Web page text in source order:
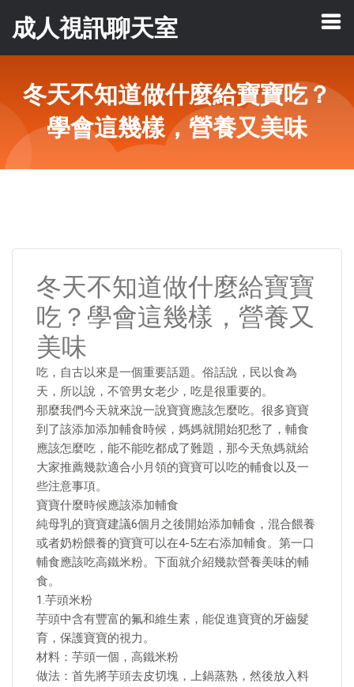
成人視訊聊天室
冬天不知道做什麼給寶寶吃？
學會這幾樣，營養又美味
冬天不知道做什麼給寶寶
吃？學會這幾樣，營養又
美味
吃，自古以來是一個重要話題。俗話說，民以食為
天，所以說，不管男女老少，吃是很重要的。
那麼我們今天就來說一說寶寶應該怎麼吃。很多寶寶
到了該添加添加輔食時候，媽媽就開始犯愁了，輔食
應該怎麼吃，能不能吃都成了難題，那今天魚媽就給
大家推薦幾款適合小月領的寶寶可以吃的輔食以及一
些注意事項。
寶寶什麼時候應該添加輔食
純母乳的寶寶建議6個月之後開始添加輔食，混合餵養
或者奶粉餵養的寶寶可以在4-5左右添加輔食。第一口
輔食應該吃高鐵米粉。下面就介紹幾款營養美味的輔
食。
1.芋頭米粉
芋頭中含有豐富的氟和維生素，能促進寶寶的牙齒髮
育，保護寶寶的視力。
材料：芋頭一個，高鐵米粉
做法：首先將芋頭去皮切塊，上鍋蒸熟，然後放入料